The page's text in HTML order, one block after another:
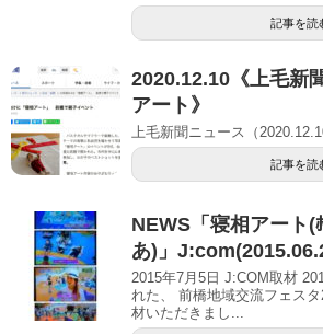
記事を読
2020.12.10《上毛新
アート》
上毛新聞ニュース（
記事を読
NEWS「寝相アート(
あ)」
2015年7月5日 J:COM取材
れた、 前橋地域交流フェス
材いただきまし...